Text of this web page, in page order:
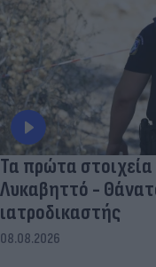
Τα πρώτα
Λυκαβηττό -
ιατροδικαστής
08.08.2026